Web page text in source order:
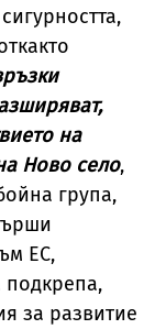
на
Ново село,
група,
ЕС,
подкрепа,
за развитие